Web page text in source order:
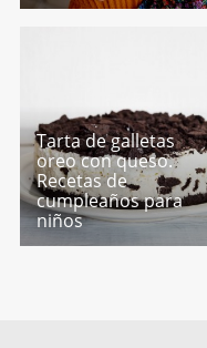
Tarta de galletas
oreo con queso.
Recetas de
cumpleaños para
niños